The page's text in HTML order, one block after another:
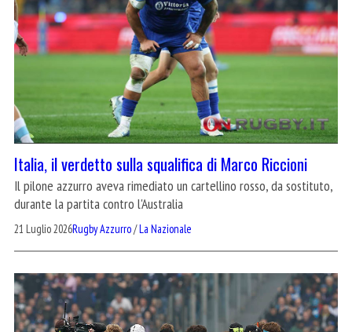
Italia, il verdetto sulla squalifica di Marco Riccioni
Il pilone azzurro aveva rimediato un cartellino rosso, da sostituto,
durante la partita contro l'Australia
21 Luglio 2026Rugby Azzurro/La Nazionale